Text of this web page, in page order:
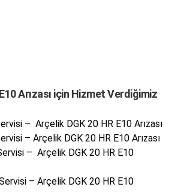
Arızası için Hizmet Verdiğimiz
– Arçelik DGK 20 HR E10 Arızası
– Arçelik DGK 20 HR E10 Arızası
– Arçelik DGK 20 HR E10
– Arçelik DGK 20 HR E10